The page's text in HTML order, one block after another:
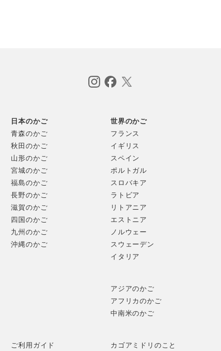
持ち手には、パインの丈夫な根を使用。ねじりをかけること
でさらに強度を出しています。
日本のかご
青森のかご
秋田のかご
山形のかご
宮城のかご
福島のかご
長野のかご
滋賀のかご
四国のかご
九州のかご
沖縄のかご
世界のかご
フランス
イギリス
スペイン
ポルトガル
スロバキア
ラトビア
リトアニア
エストニア
ノルウェー
スウェーデン
イタリア
アジアのかご
アフリカのかご
中南米のかご
ご利用ガイド カゴアミドリのこと